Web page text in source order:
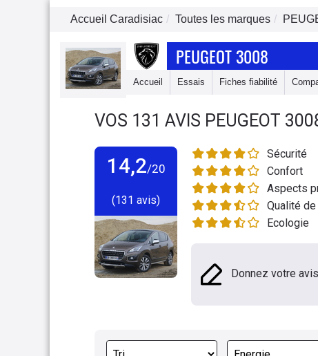
Accueil Caradisiac Toutes les marques
PEUGEOT 3008
Accueil Essais Fiches fiabilité
VOS 131 AVIS PEUGEOT
14,2/20
(131 avis)
Sécurité
Confort
Aspects
Qualité
Ecologie
Donnez votre avis